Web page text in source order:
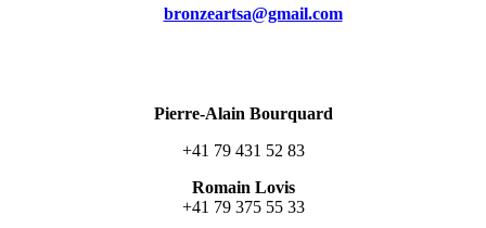
bronzeartsa@gmail.com
Pierre-Alain Bourquard
+41 79 431 52 83
Romain Lovis
+41 79 375 55 33